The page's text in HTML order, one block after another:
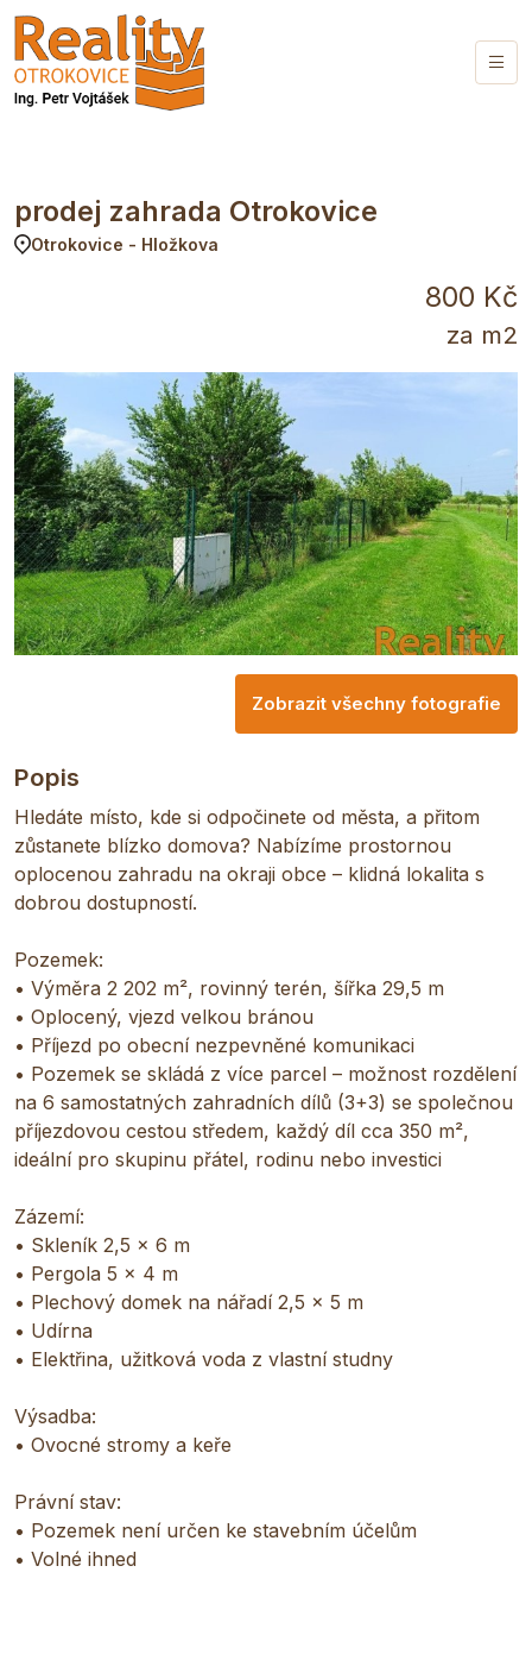
prodej zahrada Otrokovice
Otrokovice - Hložkova
800 Kč
za m2
Zobrazit všechny fotografie
Popis
Hledáte místo, kde si odpočinete od města, a přitom
zůstanete blízko domova? Nabízíme prostornou
oplocenou zahradu na okraji obce – klidná lokalita s
dobrou dostupností.
Pozemek:
• Výměra 2 202 m², rovinný terén, šířka 29,5 m
• Oplocený, vjezd velkou bránou
• Příjezd po obecní nezpevněné komunikaci
• Pozemek se skládá z více parcel – možnost rozdělení
na 6 samostatných zahradních dílů (3+3) se společnou
příjezdovou cestou středem, každý díl cca 350 m²,
ideální pro skupinu přátel, rodinu nebo investici
Zázemí:
• Skleník 2,5 × 6 m
• Pergola 5 × 4 m
• Plechový domek na nářadí 2,5 × 5 m
• Udírna
• Elektřina, užitková voda z vlastní studny
Výsadba:
• Ovocné stromy a keře
Právní stav:
• Pozemek není určen ke stavebním účelům
• Volné ihned